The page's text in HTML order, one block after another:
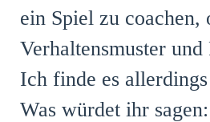
ein Spiel zu coachen,
Verhaltensmuster
Ich finde es
Was würdet ihr